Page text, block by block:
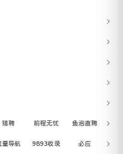
猎聘 前程无忧 鱼泡直聘
量导航 9893收录 必应